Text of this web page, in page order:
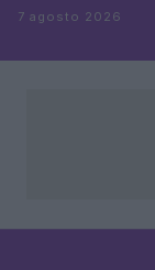
Saltar al contenido
7 agosto 2026